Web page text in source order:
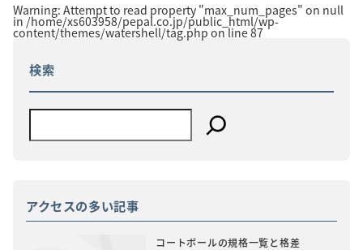
Warning: Attempt to read property "max_num_pages" on null
in /home/xs603958/pepal.co.jp/public_html/wp-
content/themes/watershell/tag.php on line87
検索
アクセスの多い記事
コートボールの規格一覧と格差